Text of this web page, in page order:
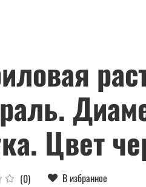
Цвет
(0) В избранное